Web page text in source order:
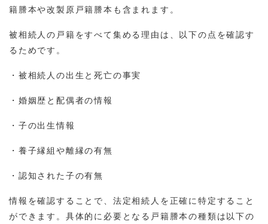
籍謄本や改製原戸籍謄本も含まれます。
被相続人の戸籍をすべて集める理由は、以下の点を確認す
るためです。
・被相続人の出生と死亡の事実
・婚姻歴と配偶者の情報
・子の出生情報
・養子縁組や離縁の有無
・認知された子の有無
情報を確認することで、法定相続人を正確に特定すること
ができます。具体的に必要となる戸籍謄本の種類は以下の